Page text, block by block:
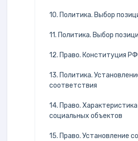
10. Политика. Выбор
11. Политика. Выбор
12. Право. Конституция РФ
13. Политика.
соответствия
14. Право.
социальных объектов
15. Право. Установление